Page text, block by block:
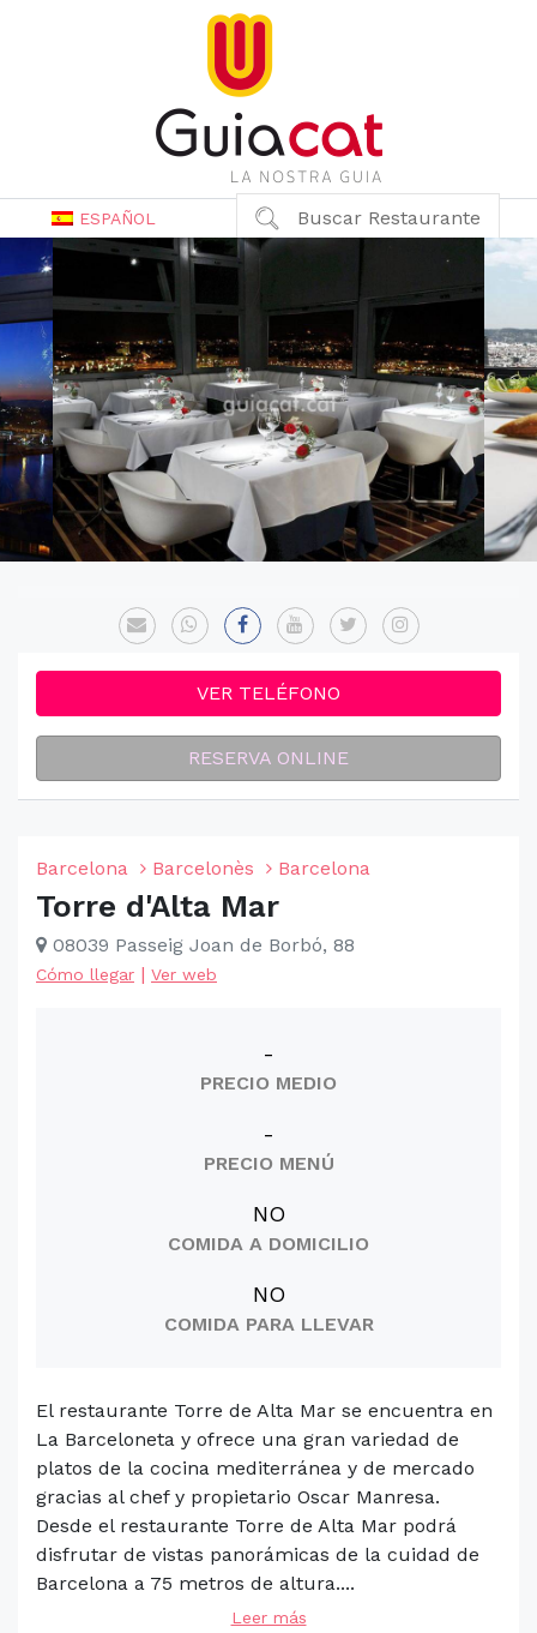
ESPAÑOL Buscar Restaurante
VER TELÉFONO
RESERVA ONLINE
Barcelona Barcelonès Barcelona
Torre d'Alta Mar
08039 Passeig Joan de Borbó, 88
Cómo llegar | Ver web
-
PRECIO MEDIO
-
PRECIO MENÚ
NO
COMIDA A DOMICILIO
NO
COMIDA PARA LLEVAR
El restaurante Torre de Alta Mar se encuentra en
La Barceloneta y ofrece una gran variedad de
platos de la cocina mediterránea y de mercado
gracias al chef y propietario Oscar Manresa.
Desde el restaurante Torre de Alta Mar podrá
disfrutar de vistas panorámicas de la cuidad de
Barcelona a 75 metros de altura....
Leer más